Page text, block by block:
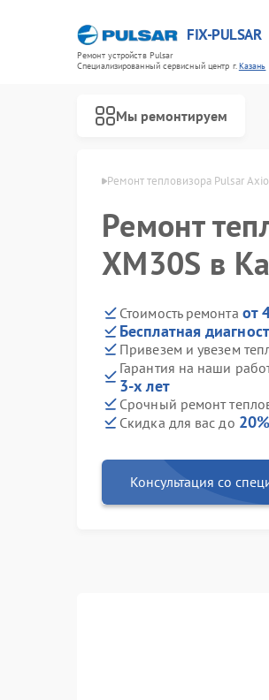
FIX-PULSAR
Ремонт устройств Pulsar
Специализированный cервисный центр г.Казань
Мы ремонтируем
Pulsar в Казани Ремонт тепловизора Pulsar
Ремонт
XM30S в
Стоимость ремонта от
Бесплатная
Привезем и увезем
Гарантия на наши
3-х лет
Срочный ремонт
Скидка для вас до 20%
Консультация со